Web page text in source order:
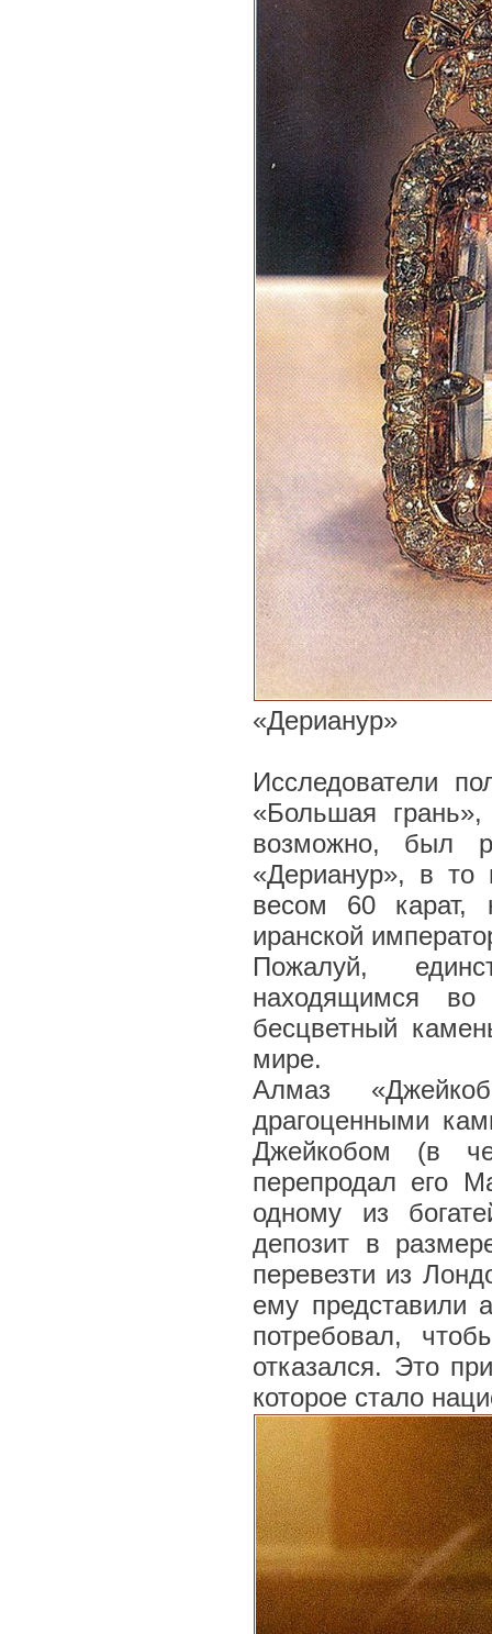
«Дерианур»
Исследователи
«Большая
возможно, был
«Дерианур», в
весом 60 карат,
иранской
Пожалуй,
находящимся
бесцветный
мире.
Алмаз
драгоценными
Джейкобом (в
перепродал его
одному из
депозит в
перевезти из
ему представили
потребовал,
отказался. Это
которое стало